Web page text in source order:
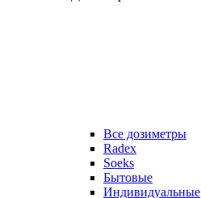
Все дозиметры
Radex
Soeks
Бытовые
Индивидуальные